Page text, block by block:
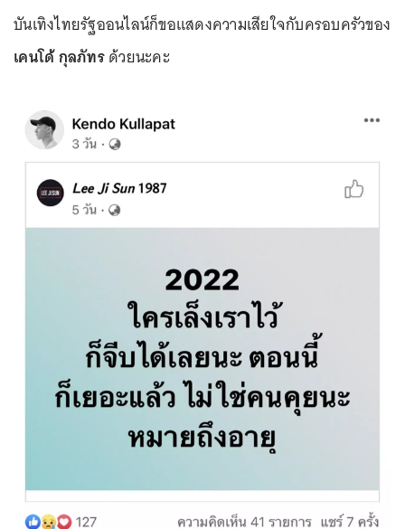
บันเทิงไทยรัฐออนไลน์ก็ขอแสดงความเสียใจกับครอบครัวของ
เคนโด้ กุลภัทรด้วยนะคะ